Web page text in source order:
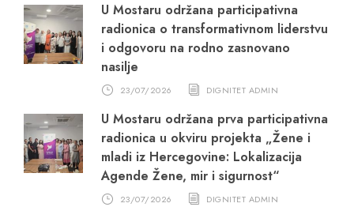
U Mostaru održana participativna
radionica o transformativnom liderstvu
i odgovoru na rodno zasnovano
nasilje
23/07/2026 DIGNITET ADMIN
U Mostaru održana prva participativna
radionica u okviru projekta „Žene i
mladi iz Hercegovine: Lokalizacija
Agende Žene, mir i sigurnost“
23/07/2026 DIGNITET ADMIN